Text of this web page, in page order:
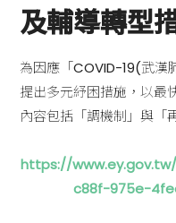
及輔導轉型
為因應「COVID-19(武漢
提出多元紓困措施，以最
內容包括「調機制」與「
https://www.ey.gov.tw/
c88f-975e-